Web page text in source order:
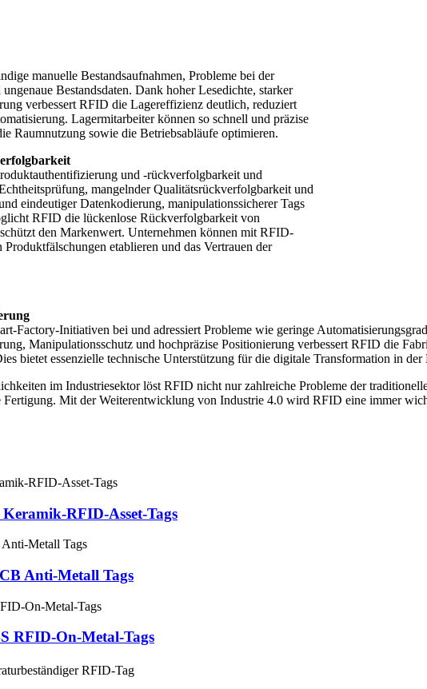
manuelle Bestandsaufnahmen, Probleme bei der
Bestandsdaten. Dank hoher Lesedichte, starker
verbessert RFID die Lagereffizienz deutlich, reduziert
Lagermitarbeiter können so schnell und präzise
Raumnutzung sowie die Betriebsabläufe optimieren.
und -rückverfolgbarkeit und
mangelnder Qualitätsrückverfolgbarkeit und
eindeutiger Datenkodierung, manipulationssicherer Tags
RFID die lückenlose Rückverfolgbarkeit von
den Markenwert. Unternehmen können mit RFID-
etablieren und das Vertrauen der
Factory-Initiativen bei und adressiert Probleme wie geringe
Manipulationsschutz und hochpräzise Positionierung verbessert RFID die
bietet essenzielle technische Unterstützung für die digitale Transformation in
im Industriesektor löst RFID nicht nur zahlreiche Probleme der
Mit der Weiterentwicklung von Industrie 4.0 wird RFID eine immer
RFID-Asset-Tags
Anti-Metall Tags
RFID-On-Metal-Tags